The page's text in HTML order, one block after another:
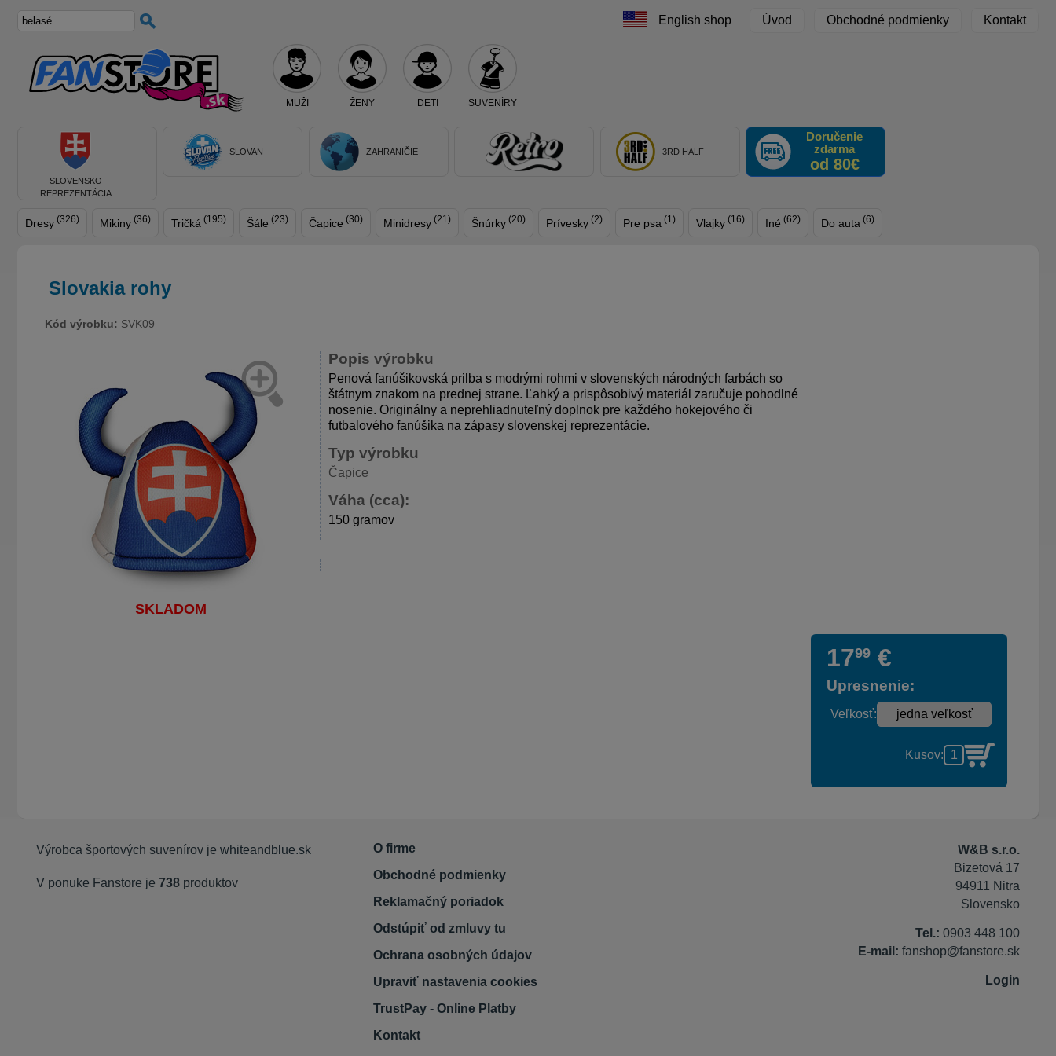
Úvod Obchodné podmienky Kontakt
English shop
MUŽI ŽENY DETI SUVENÍRY
Teraz vyberte klub, alebo typ výrobku
SLOVENSKO
REPREZENTÁCIA
SLOVAN ZAHRANIČIE 3RD HALF
Doručenie
zdarma
od 80€
Dresy (326) Mikiny (36) Tričká (195) Šále (23) Čapice (30) Minidresy (21) Šnúrky (20) Prívesky (2) Pre psa (1) Vlajky (16) Iné (62) Do auta (6)
Slovakia rohy
Kód výrobku: SVK09
SKLADOM
Popis výrobku
Penová fanúšikovská prilba s modrými rohmi v slovenských národných farbách so
štátnym znakom na prednej strane. Ľahký a prispôsobivý materiál zaručuje pohodlné
nosenie. Originálny a neprehliadnuteľný doplnok pre každého hokejového či
futbalového fanúšika na zápasy slovenskej reprezentácie.
Typ výrobku
Čapice
Váha (cca):
150 gramov
1799 €
Upresnenie:
Veľkosť:
Kusov:
Výrobca športových suvenírov je whiteandblue.sk
V ponuke Fanstore je 738 produktov
O firme
Obchodné podmienky
Reklamačný poriadok
Odstúpiť od zmluvy tu
Ochrana osobných údajov
Upraviť nastavenia cookies
TrustPay - Online Platby
Kontakt
W&B s.r.o.
Bizetová 17
94911 Nitra
Slovensko
Tel.: 0903 448 100
E-mail: fanshop@fanstore.sk
Login